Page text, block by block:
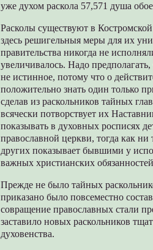
уже духом pacкола 57,571 душа
Расколы существуют в
здесь решигельныя меры для их
правительства никогда не
увеличивалось. Надо
не истинное, потому что о
положительно знать один только
сделав из раскольников тайных
всячески потворствует их
показывать в духовных росписях
православной церкви, тогда как
других показывает бывшими у
важных христианских
Прежде не было тайных
приказано было повсеместно
совращение православных стали
заставило новых раскольников
духовенства.